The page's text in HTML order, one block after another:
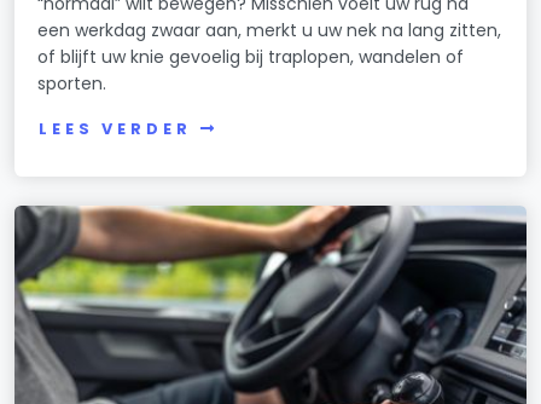
een werkdag zwaar aan, merkt u uw nek na lang zitten,
of blijft uw knie gevoelig bij traplopen, wandelen of
sporten.
LEES VERDER